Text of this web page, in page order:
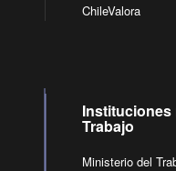
ChileValora
Instituciones
Trabajo
Ministerio del